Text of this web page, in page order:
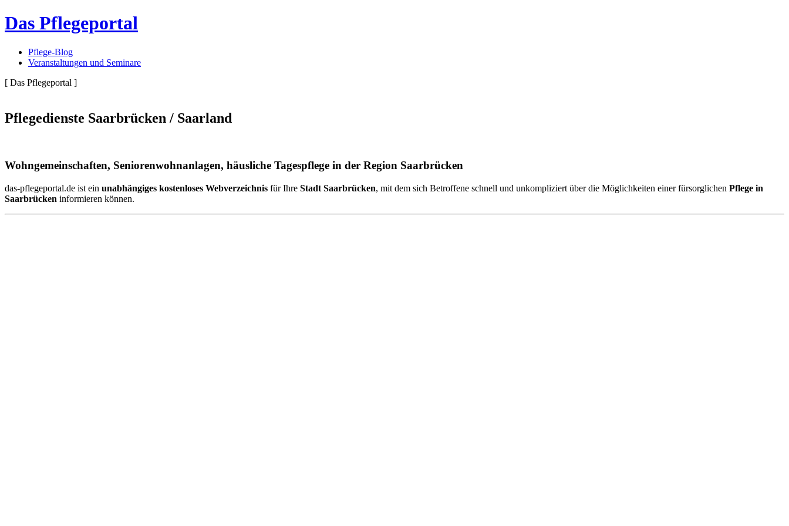
Das Pflegeportal
Pflege-Blog
Veranstaltungen und Seminare
[ Das Pflegeportal ]
Pflegedienste Saarbrücken / Saarland
Wohngemeinschaften, Seniorenwohnanlagen, häusliche Tagespflege in der Region Saarbrücken
das-pflegeportal.de ist ein unabhängiges kostenloses Webverzeichnis für Ihre Stadt Saarbrücken, mit dem sich Betroffene schnell und unkompliziert über die Möglichkeiten einer fürsorglichen Pflege in
Saarbrücken informieren können.